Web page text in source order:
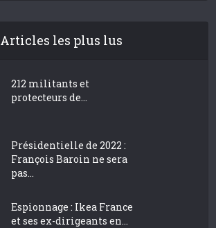
Articles les plus lus
212 militants et
protecteurs de...
Présidentielle de 2022 :
François Baroin ne sera
pas...
Espionnage : Ikea France
et ses ex-dirigeants en...